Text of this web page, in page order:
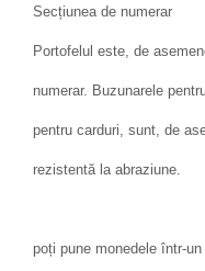
Secțiunea de numerar
Portofelul este, de
numerar. Buzunarele
pentru carduri, sunt, de
rezistentă la abraziune.
poți pune monedele într-